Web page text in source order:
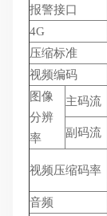
报警接口
4G
压缩标准
视频编码
图像
分辨
率
主码流
副码流
视频压缩码率
音频